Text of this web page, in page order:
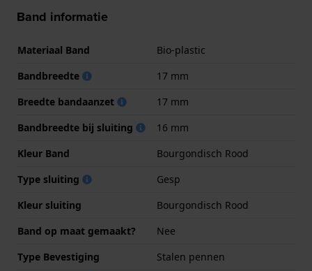
Band informatie
Materiaal Band
Bio-plastic
Bandbreedte
17 mm
Breedte bandaanzet
17 mm
Bandbreedte bij sluiting
16 mm
Kleur Band
Bourgondisch Rood
Type sluiting
Gesp
Kleur sluiting
Bourgondisch Rood
Band op maat gemaakt?
Nee
Type Bevestiging
Stalen pennen